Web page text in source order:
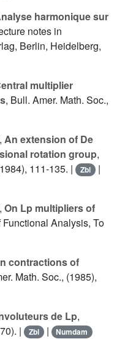
harmonique sur
notes in
Berlin, Heidelberg,
multiplier
, Bull. Amer. Math. Soc.,
, An extension of De
rotation group,
111-135. |
Zbl |
, On Lp multipliers of
Functional Analysis, To
contractions of
Math. Soc., (1985),
de Lp,
|
Zbl | Numdam